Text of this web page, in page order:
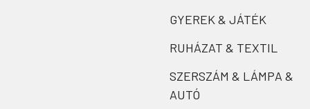
GYEREK & JÁTÉK
RUHÁZAT & TEXTIL
SZERSZÁM & LÁMPA &
AUTÓ